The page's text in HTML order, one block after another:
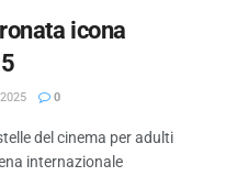
icona
0
del cinema per adulti
internazionale